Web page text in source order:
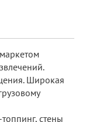
Широкая
стены